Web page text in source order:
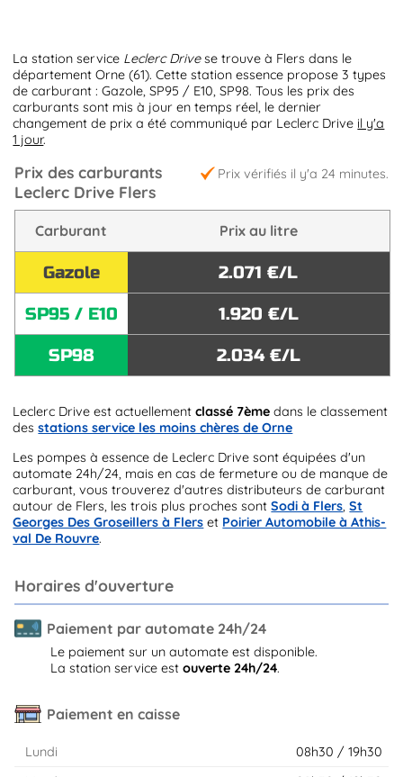
La station service Leclerc Drivese trouve à Flers dans le
département Orne (61). Cette station essence propose 3 types
de carburant : Gazole, SP95 / E10, SP98. Tous les prix des
carburants sont mis à jour en temps réel, le dernier
changement de prix a été communiqué par Leclerc Drive il y'a
1 jour.
Prix vérifiés il y'a 24 minutes.
Prix des carburants
Leclerc Drive Flers
Carburant Prix au litre
Gazole
2.071 €/L
SP95 / E10
1.920 €/L
SP98
2.034 €/L
Leclerc Drive est actuellementclassé 7ème dans le classement
desstations service les moins chères de Orne
Les pompes à essence de Leclerc Drive sont équipées d'un
automate 24h/24, mais en cas de fermeture ou de manque de
carburant, vous trouverez d'autres distributeurs de carburant
autour de Flers, les trois plus proches sontSodi à Flers,St
Georges Des Groseillers à Flers et Poirier Automobile à Athis-
val De Rouvre.
Horaires d'ouverture
Paiement par automate 24h/24
Le paiement sur un automate est disponible.
La station service est ouverte 24h/24.
Paiement en caisse
Lundi
08h30 / 19h30